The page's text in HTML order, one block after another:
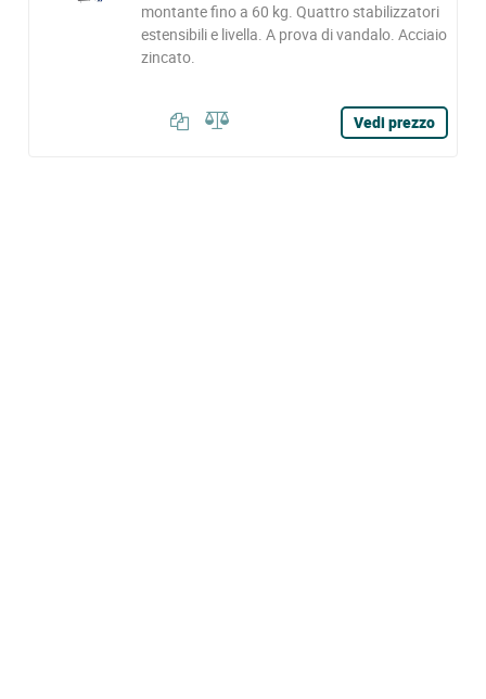
montante fino a 60 kg. Quattro stabilizzatori
estensibili e livella. A prova di vandalo. Acciaio
zincato.
Vedi prezzo